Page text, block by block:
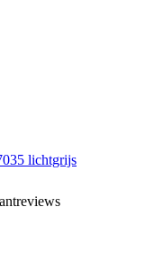
lichtgrijs